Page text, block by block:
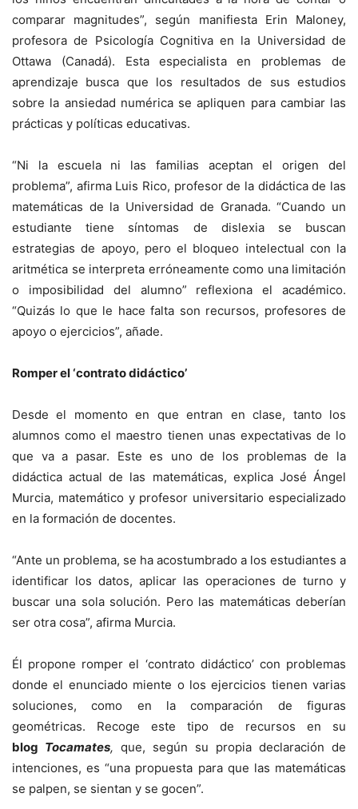
comparar magnitudes”, según manifiesta Erin Maloney,
profesora de Psicología Cognitiva en la Universidad de
Ottawa (Canadá). Esta especialista en problemas de
aprendizaje busca que los resultados de sus estudios
sobre la ansiedad numérica se apliquen para cambiar las
prácticas y políticas educativas.
“Ni la escuela ni las familias aceptan el origen del
problema”, afirma Luis Rico, profesor de la didáctica de las
matemáticas de la Universidad de Granada. “Cuando un
estudiante tiene síntomas de dislexia se buscan
estrategias de apoyo, pero el bloqueo intelectual con la
aritmética se interpreta erróneamente como una limitación
o imposibilidad del alumno” reflexiona el académico.
“Quizás lo que le hace falta son recursos, profesores de
apoyo o ejercicios”, añade.
Romper el ‘contrato didáctico’
Desde el momento en que entran en clase, tanto los
alumnos como el maestro tienen unas expectativas de lo
que va a pasar. Este es uno de los problemas de la
didáctica actual de las matemáticas, explica José Ángel
Murcia, matemático y profesor universitario especializado
en la formación de docentes.
“Ante un problema, se ha acostumbrado a los estudiantes a
identificar los datos, aplicar las operaciones de turno y
buscar una sola solución. Pero las matemáticas deberían
ser otra cosa”, afirma Murcia.
Él propone romper el ‘contrato didáctico’ con problemas
donde el enunciado miente o los ejercicios tienen varias
soluciones, como en la comparación de figuras
geométricas. Recoge este tipo de recursos en su
blog Tocamates, que, según su propia declaración de
intenciones, es “una propuesta para que las matemáticas
se palpen, se sientan y se gocen”.